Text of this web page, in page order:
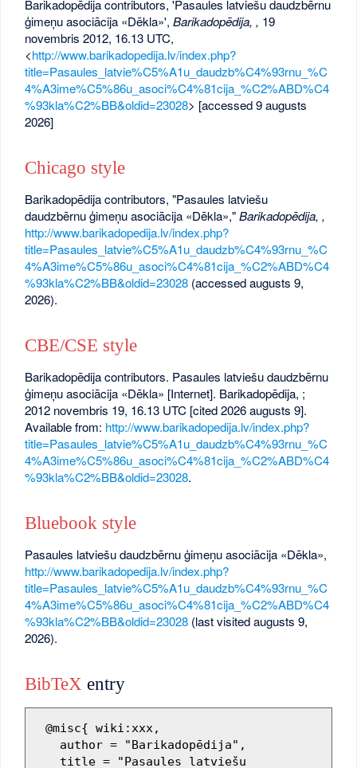
Barikadopēdija contributors, 'Pasaules latviešu daudzbērnu
ģimeņu asociācija «Dēkla»',Barikadopēdija, , 19
novembris 2012, 16.13 UTC,
<http://www.barikadopedija.lv/index.php?
title=Pasaules_latvie%C5%A1u_daudzb%C4%93rnu_%C
4%A3ime%C5%86u_asoci%C4%81cija_%C2%ABD%C4
%93kla%C2%BB&oldid=23028> [accessed 9 augusts
2026]
Chicago style
Barikadopēdija contributors, "Pasaules latviešu
daudzbērnu ģimeņu asociācija «Dēkla»,"Barikadopēdija, ,
http://www.barikadopedija.lv/index.php?
title=Pasaules_latvie%C5%A1u_daudzb%C4%93rnu_%C
4%A3ime%C5%86u_asoci%C4%81cija_%C2%ABD%C4
%93kla%C2%BB&oldid=23028 (accessed augusts 9,
2026).
CBE/CSE style
Barikadopēdija contributors. Pasaules latviešu daudzbērnu
ģimeņu asociācija «Dēkla» [Internet]. Barikadopēdija, ;
2012 novembris 19, 16.13 UTC [cited 2026 augusts 9].
Available from: http://www.barikadopedija.lv/index.php?
title=Pasaules_latvie%C5%A1u_daudzb%C4%93rnu_%C
4%A3ime%C5%86u_asoci%C4%81cija_%C2%ABD%C4
%93kla%C2%BB&oldid=23028.
Bluebook style
Pasaules latviešu daudzbērnu ģimeņu asociācija «Dēkla»,
http://www.barikadopedija.lv/index.php?
title=Pasaules_latvie%C5%A1u_daudzb%C4%93rnu_%C
4%A3ime%C5%86u_asoci%C4%81cija_%C2%ABD%C4
%93kla%C2%BB&oldid=23028 (last visited augusts 9,
2026).
BibTeX entry